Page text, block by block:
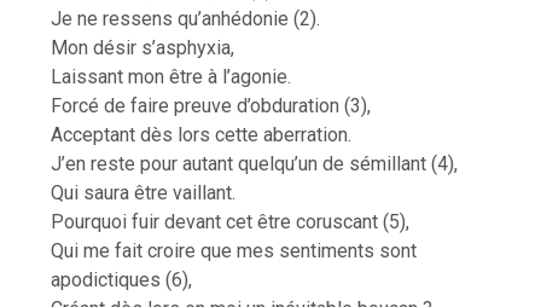
Je ne ressens qu’anhédonie (2).
Mon désir s’asphyxia,
Laissant mon être à l’agonie.
Forcé de faire preuve d’obduration (3),
Acceptant dès lors cette aberration.
J’en reste pour autant quelqu’un de sémillant (4),
Qui saura être vaillant.
Pourquoi fuir devant cet être coruscant (5),
Qui me fait croire que mes sentiments sont
apodictiques (6),